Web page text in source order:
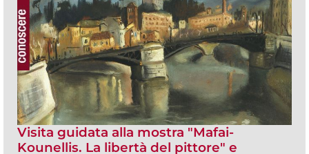
Visita guidata alla mostra "Mafai-
Kounellis. La libertà del pittore" e